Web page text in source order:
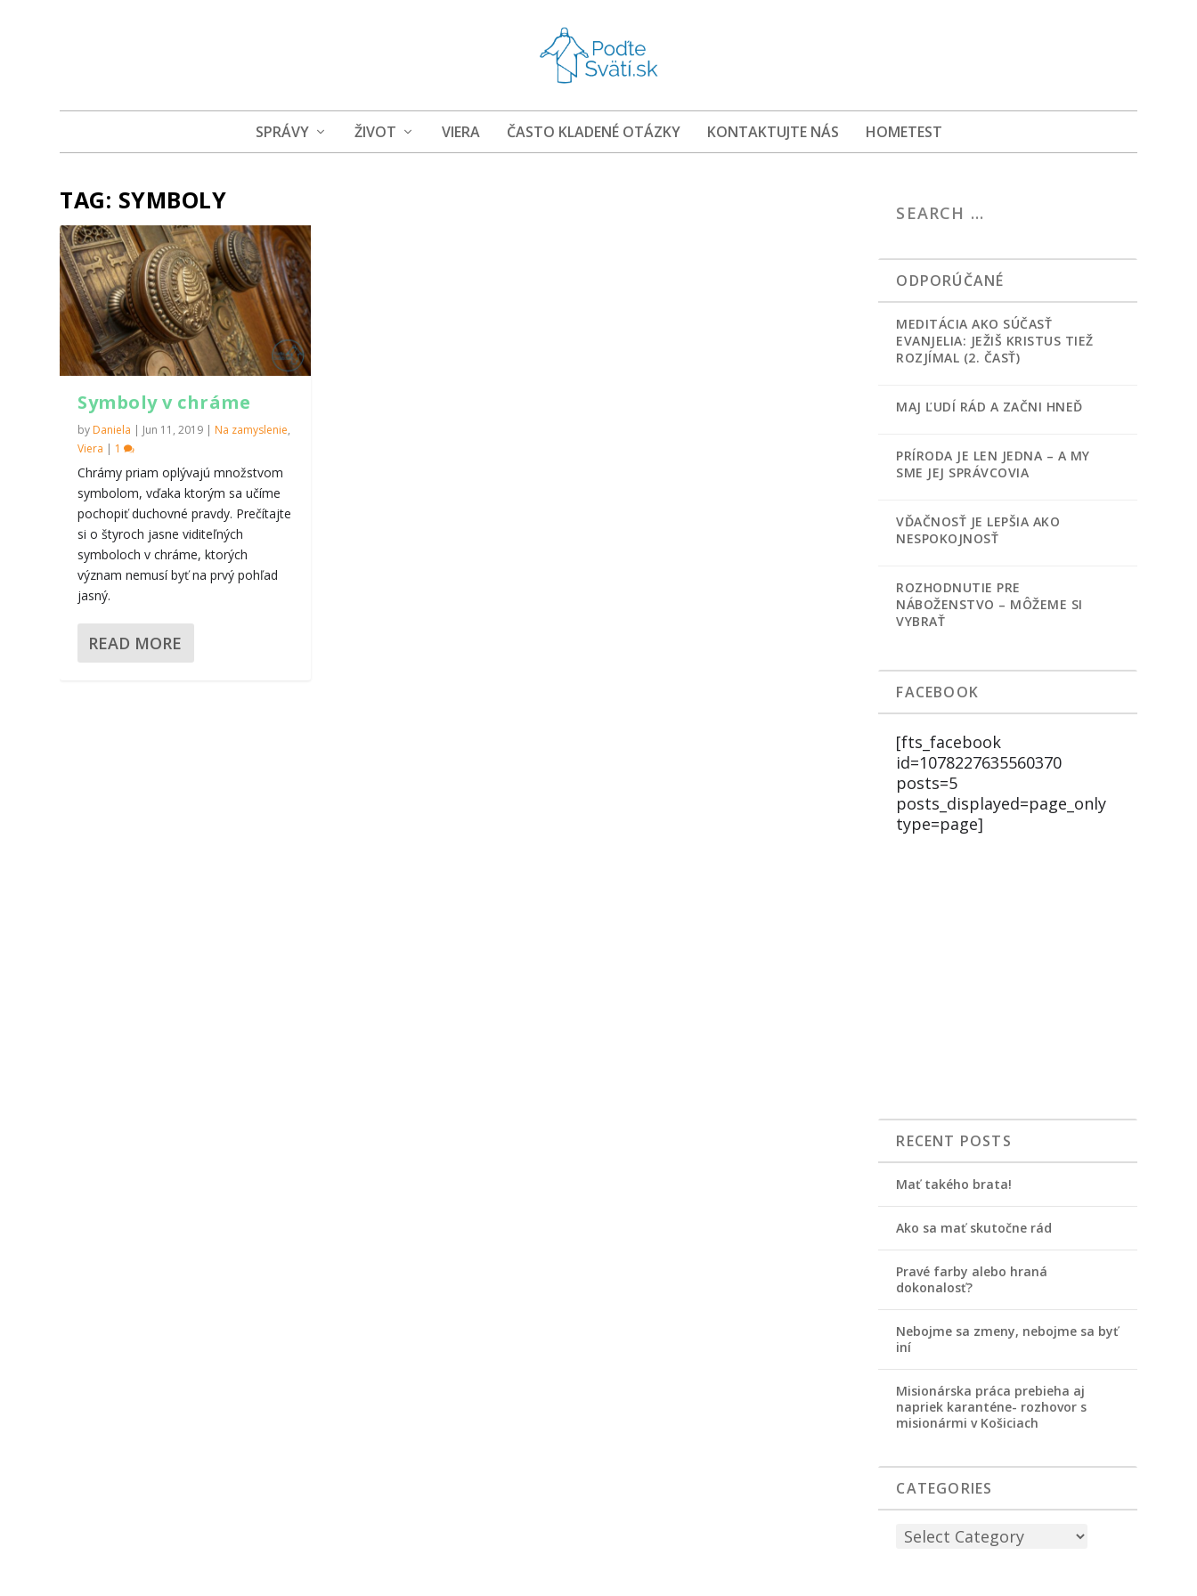
SPRÁVY ŽIVOT VIERA ČASTO KLADENÉ OTÁZKY KONTAKTUJTE NÁS HOMETEST
TAG: SYMBOLY
Symboly v chráme
by Daniela | Jun 11, 2019 | Na zamyslenie,
Viera | 1
Chrámy priam oplývajú množstvom
symbolom, vďaka ktorým sa učíme
pochopiť duchovné pravdy. Prečítajte
si o štyroch jasne viditeľných
symboloch v chráme, ktorých
význam nemusí byť na prvý pohľad
jasný.
READ MORE
ODPORÚČANÉ
MEDITÁCIA AKO SÚČASŤ
EVANJELIA: JEŽIŠ KRISTUS TIEŽ
ROZJÍMAL (2. ČASŤ)
MAJ ĽUDÍ RÁD A ZAČNI HNEĎ
PRÍRODA JE LEN JEDNA – A MY
SME JEJ SPRÁVCOVIA
VĎAČNOSŤ JE LEPŠIA AKO
NESPOKOJNOSŤ
ROZHODNUTIE PRE
NÁBOŽENSTVO – MÔŽEME SI
VYBRAŤ
FACEBOOK
[fts_facebook
id=1078227635560370
posts=5
posts_displayed=page_only
type=page]
RECENT POSTS
Mať takého brata!
Ako sa mať skutočne rád
Pravé farby alebo hraná
dokonalosť?
Nebojme sa zmeny, nebojme sa byť
iní
Misionárska práca prebieha aj
napriek karanténe- rozhovor s
misionármi v Košiciach
CATEGORIES